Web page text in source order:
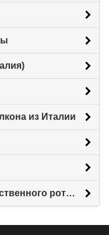
из Италии
Комплекты мебели из искусственного ротанга